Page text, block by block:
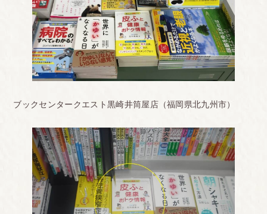
ブックセンタークエスト黒崎井筒屋店（福岡県北九州市）